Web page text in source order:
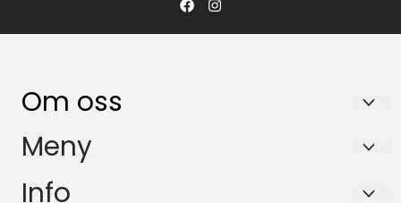
Om oss
NOR LINER SCANDINAVIA AS
Pb. 43 / Sjøskogeveien 7
1407 Vinterbro
Meny
Tilbud
Info